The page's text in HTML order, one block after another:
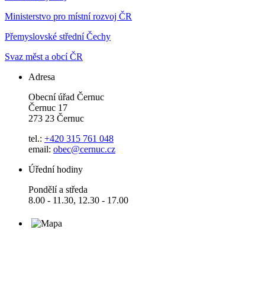
Ministerstvo pro místní rozvoj ČR
Přemyslovské střední Čechy
Svaz měst a obcí ČR
Adresa
Obecní úřad Černuc
Černuc 17
273 23 Černuc
tel.: +420 315 761 048
email: obec@cernuc.cz
Úřední hodiny
Pondělí a středa
8.00 - 11.30, 12.30 - 17.00